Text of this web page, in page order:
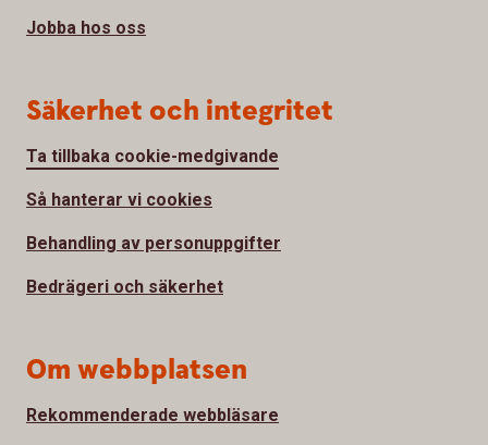
Jobba hos oss
Säkerhet och integritet
Ta tillbaka cookie-medgivande
Så hanterar vi cookies
Behandling av personuppgifter
Bedrägeri och säkerhet
Om webbplatsen
Rekommenderade webbläsare